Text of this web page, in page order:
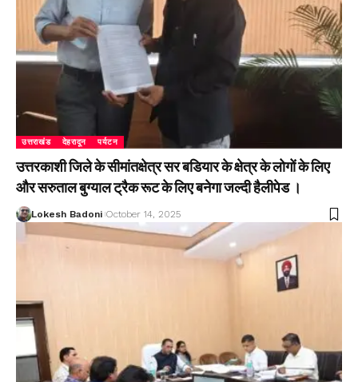
उत्तराखंड देहरादून पर्यटन
उत्तरकाशी जिले के सीमांतक्षेत्र सर बडियार के क्षेत्र के लोगों के लिए
और सरुताल बुग्याल ट्रैक रूट के लिए बनेगा जल्दी हैलीपेड ।
Lokesh Badoni October 14, 2025